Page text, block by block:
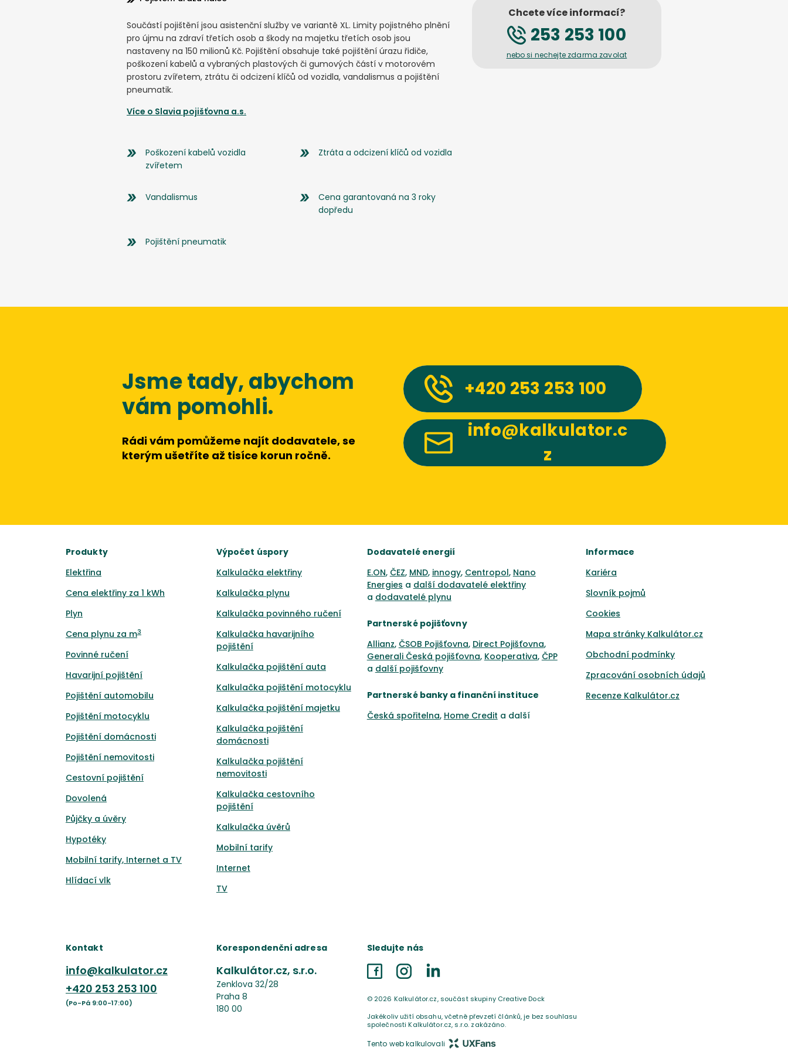
Součástí pojištění jsou asistenční služby ve variantě XL. Limity pojistného plnění
pro újmu na zdraví třetích osob a škody na majetku třetích osob jsou
nastaveny na 150 milionů Kč. Pojištění obsahuje také pojištění úrazu řidiče,
poškození kabelů a vybraných plastových či gumových částí v motorovém
prostoru zvířetem, ztrátu či odcizení klíčů od vozidla, vandalismus a pojištění
pneumatik.
Více o Slavia pojišťovna a.s.
Poškození kabelů vozidla
zvířetem
Ztráta a odcizení klíčů od vozidla
Vandalismus
Cena garantovaná na 3 roky
dopředu
Pojištění pneumatik
Chcete více informací?
253 253 100
nebo si nechejte zdarma zavolat
Jsme tady, abychom
vám pomohli.
Rádi vám pomůžeme najít dodavatele, se
kterým ušetříte až tisíce korun ročně.
+420 253 253 100
info@kalkulator.c
z
Produkty
Elektřina
Cena elektřiny za 1 kWh
Plyn
Cena plynu za m3
Povinné ručení
Havarijní pojištění
Pojištění automobilu
Pojištění motocyklu
Pojištění domácnosti
Pojištění nemovitosti
Cestovní pojištění
Dovolená
Půjčky a úvěry
Hypotéky
Mobilní tarify, Internet a TV
Hlídací vlk
Výpočet úspory
Kalkulačka elektřiny
Kalkulačka plynu
Kalkulačka povinného ručení
Kalkulačka havarijního
pojištění
Kalkulačka pojištění auta
Kalkulačka pojištění motocyklu
Kalkulačka pojištění majetku
Kalkulačka pojištění
domácnosti
Kalkulačka pojištění
nemovitosti
Kalkulačka cestovního
pojištění
Kalkulačka úvěrů
Mobilní tarify
Internet
TV
Dodavatelé energií
E.ON, ČEZ, MND, innogy, Centropol, Nano
Energies a další dodavatelé elektřiny
a dodavatelé plynu
Partnerské pojišťovny
Allianz, ČSOB Pojišťovna, Direct Pojišťovna,
Generali Česká pojišťovna, Kooperativa, ČPP
a další pojišťovny
Partnerské banky a finanční instituce
Česká spořitelna, Home Credit a další
Informace
Kariéra
Slovník pojmů
Cookies
Mapa stránky Kalkulátor.cz
Obchodní podmínky
Zpracování osobních údajů
Recenze Kalkulátor.cz
Kontakt
info@kalkulator.cz
+420 253 253 100
(Po-Pá 9:00-17:00)
Korespondenční adresa
Kalkulátor.cz, s.r.o.
Zenklova 32/28
Praha 8
180 00
Sledujte nás
FacebookInstagramLinkedIn
© 2026 Kalkulátor.cz, součást skupiny Creative Dock
Jakékoliv užití obsahu, včetně převzetí článků, je bez souhlasu
společnosti Kalkulátor.cz, s.r.o. zakázáno.
Tento web kalkulovali